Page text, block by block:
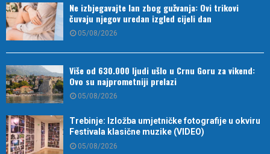
Ne izbjegavajte lan zbog gužvanja: Ovi trikovi
čuvaju njegov uredan izgled cijeli dan
05/08/2026
Više od 630.000 ljudi ušlo u Crnu Goru za vikend:
Ovo su najprometniji prelazi
05/08/2026
Trebinje: Izložba umjetničke fotografije u okviru
Festivala klasične muzike (VIDEO)
05/08/2026